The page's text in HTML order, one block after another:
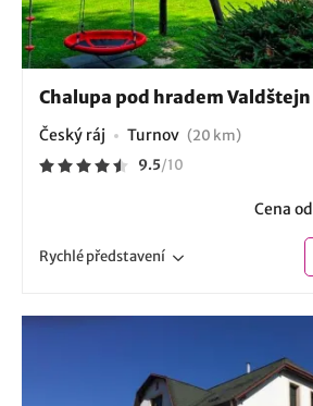
Chalupa pod hradem Valdštejn
Český ráj Turnov (20 km)
9.5/10
Cena od
Rychlépředstavení